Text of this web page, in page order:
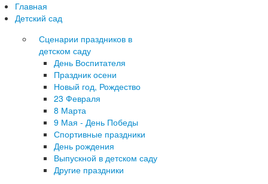
Главная
Детский сад
Сценарии праздников в
детском саду
День Воспитателя
Праздник осени
Новый год, Рождество
23 Февраля
8 Марта
9 Мая - День Победы
Спортивные праздники
День рождения
Выпускной в детском саду
Другие праздники